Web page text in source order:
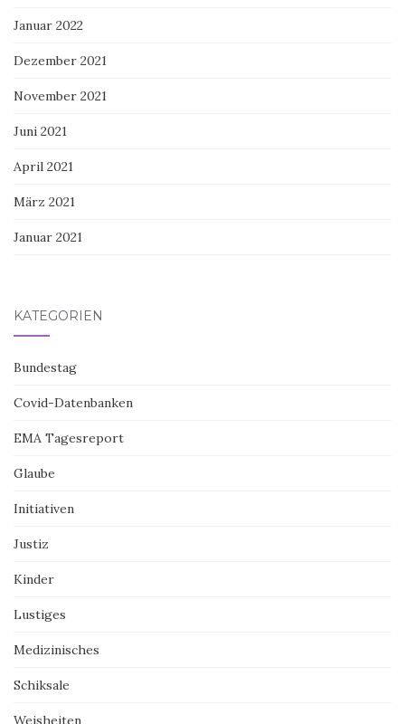
Januar 2022
Dezember 2021
November 2021
Juni 2021
April 2021
März 2021
Januar 2021
KATEGORIEN
Bundestag
Covid-Datenbanken
EMA Tagesreport
Glaube
Initiativen
Justiz
Kinder
Lustiges
Medizinisches
Schiksale
Weisheiten